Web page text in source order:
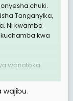
chuki.
Tanganyika,
Ni kwamba
kwa
wanatoka
ni kwa
wajibu.